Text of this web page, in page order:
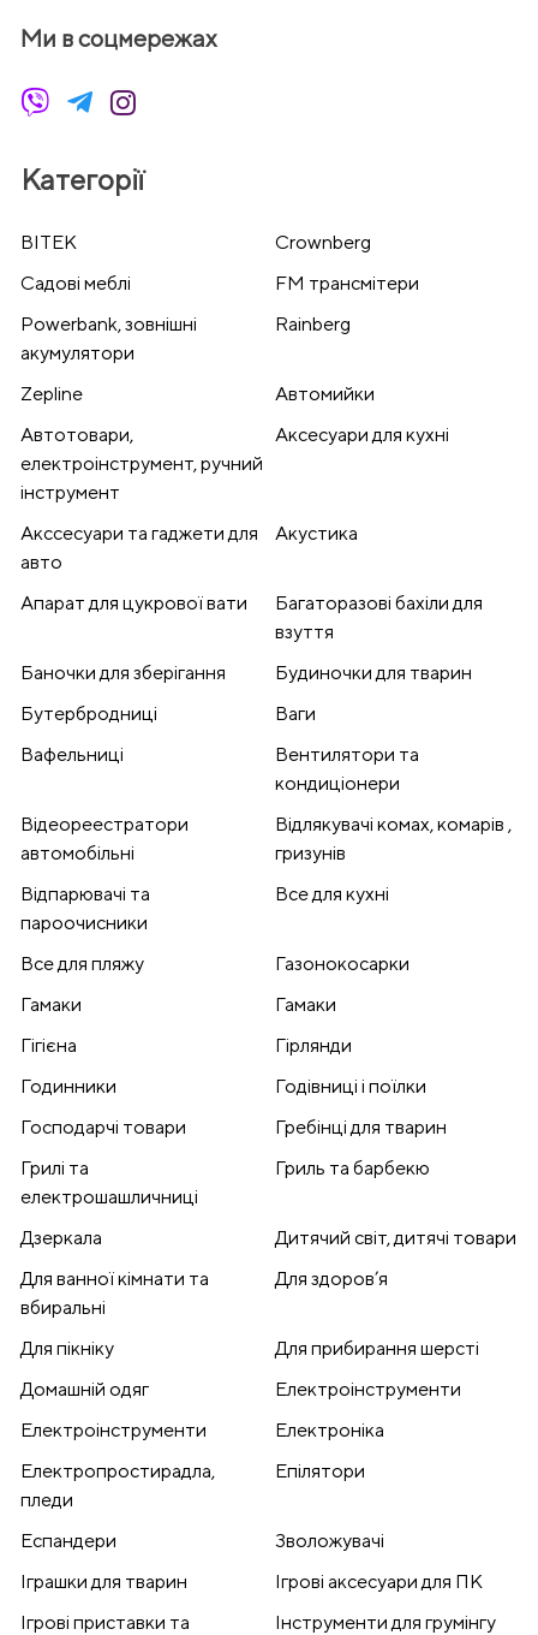
Ми в соцмережах
Категорії
BITEK
Crownberg
Cадові меблі
FM трансмітери
Powerbank, зовнішні
акумулятори
Rainberg
Zepline
Автомийки
Автотовари,
електроінструмент, ручний
інструмент
Аксесуари для кухні
Акссесуари та гаджети для
авто
Акустика
Апарат для цукрової вати
Багаторазові бахіли для
взуття
Баночки для зберігання
Будиночки для тварин
Бутербродниці
Ваги
Вафельниці
Вентилятори та
кондиціонери
Відеореестратори
автомобільні
Відлякувачі комах, комарів ,
гризунів
Відпарювачі та
пароочисники
Все для кухні
Все для пляжу
Газонокосарки
Гамаки
Гамаки
Гігієна
Гірлянди
Годинники
Годівниці і поїлки
Господарчі товари
Гребінці для тварин
Грилі та
електрошашличниці
Гриль та барбекю
Дзеркала
Дитячий світ, дитячі товари
Для ванної кімнати та
вбиральні
Для здоров’я
Для пікніку
Для прибирання шерсті
Домашній одяг
Електроінструменти
Електроінструменти
Електроніка
Електропростирадла,
пледи
Епілятори
Еспандери
Зволожувачі
Іграшки для тварин
Ігрові аксесуари для ПК
Ігрові приставки та
Інструменти для грумінгу